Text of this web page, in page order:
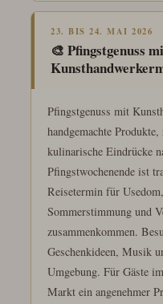
23. BIS 24. MAI 2026
🎨 Pfingstgenuss
Pfingstgenuss mit
handgemachte
kulinarische Eindrücke
Pfingstwochenende ist
Reisetermin für
Sommerstimmung und
zusammenkommen.
Geschenkideen, Musik
Umgebung. Für Gäste
Markt ein angenehmer